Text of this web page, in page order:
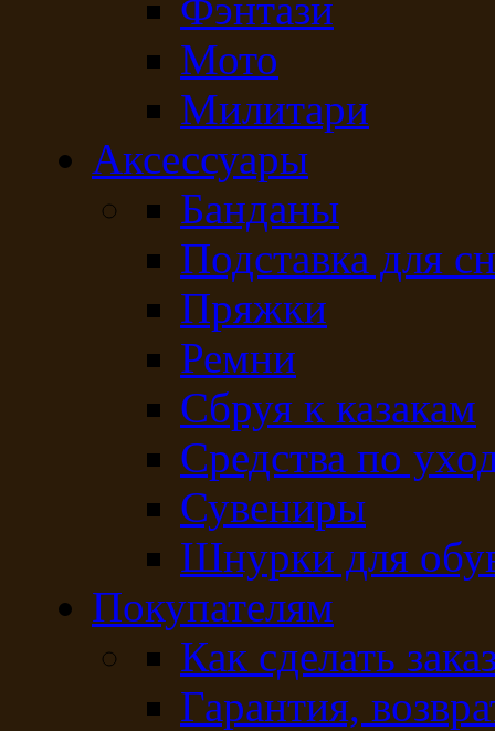
Мото
Милитари
Аксессуары
Банданы
Подставка для
Пряжки
Ремни
Сбруя к казакам
Средства по
Сувениры
Шнурки для
Покупателям
Как сделать
Гарантия,